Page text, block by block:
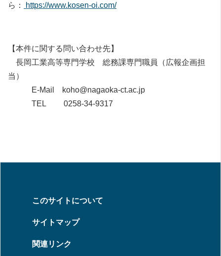
ら：
https://www.kosen-oi.com/
【本件に関する問い合わせ先】
長岡工業高等専門学校 総務課専門職員（広報企画担
当）
E-Mail koho@nagaoka-ct.ac.jp
TEL 0258-34-9317
このサイトについて
サイトマップ
関連リンク